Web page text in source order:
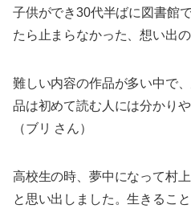
子供ができ30代半ばに図書館
たら止まらなかった、想い出
難しい内容の作品が多い中で
品は初めて読む人には分かり
（ブリ さん）
高校生の時、夢中になって村
と思い出しました。生きるこ